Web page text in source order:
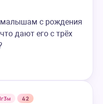
с рождения
дают его с трёх
42